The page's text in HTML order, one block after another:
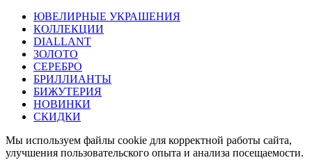
ЮВЕЛИРНЫЕ УКРАШЕНИЯ
КОЛЛЕКЦИИ
DIALLANT
ЗОЛОТО
СЕРЕБРО
БРИЛЛИАНТЫ
БИЖУТЕРИЯ
НОВИНКИ
СКИДКИ
Мы используем файлы cookie для корректной работы сайта,
улучшения пользовательского опыта и анализа посещаемости.